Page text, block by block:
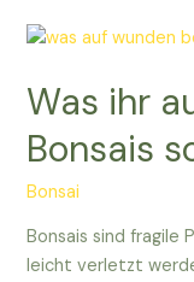
für
Bonsai
benötigt
|
&
Tipps
Was ihr
Bonsais
Bonsai
Bonsais sind fragile
leicht verletzt